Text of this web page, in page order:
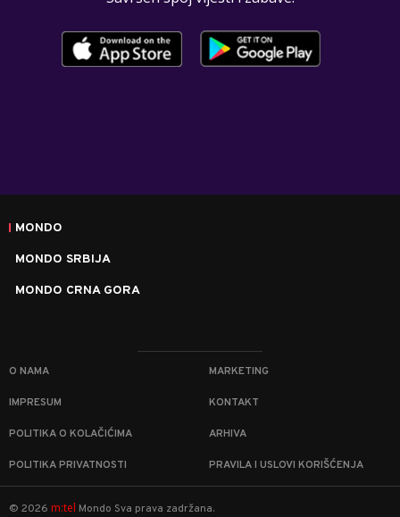
MONDO
MONDO SRBIJA
MONDO CRNA GORA
O NAMA MARKETING
IMPRESUM KONTAKT
POLITIKA O KOLAČIĆIMA ARHIVA
POLITIKA PRIVATNOSTI PRAVILA I USLOVI KORIŠĆENJA
© 2026 m:tel Mondo Sva prava zadržana.